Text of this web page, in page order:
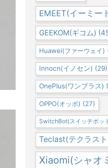
EMEET(イーミー
GEEKOM(ギコム)
Huawei(ファーウェイ)
Innocn(イノセン) (29)
OnePlus(ワンプラス)
OPPO(オッポ) (27)
SwitchBot(スイッチボッ
Teclast(テクラス
Xiaomi(シャオ